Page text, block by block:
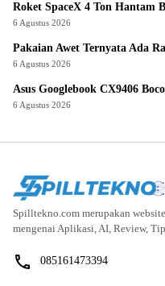
Roket SpaceX 4 Ton Hantam
6 Agustus 2026
Pakaian Awet Ternyata Ada
6 Agustus 2026
Asus Googlebook CX9406
6 Agustus 2026
Spilltekno.com merupakan
mengenai Aplikasi, AI, Review,
085161473394